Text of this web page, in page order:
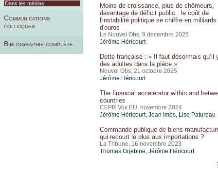
Dans les médias
Communications
colloques
Bibliographie complète
Moins de croissance, plus de chômeurs,
davantage de déficit public : le coût de
l'instabilité politique se chiffre en milliards
d'euros
Le Nouvel Obs, 9 décembre 2025
Jérôme Héricourt
Dette française : « Il faut désormais qu’il
des adultes dans la pièce »
Nouvel Obs, 21 octobre 2025
Jérôme Héricourt
The financial accelerator within and
countries
CEPR Vox EU, novembre 2024
Jérôme Héricourt, Jean Imbs, Lise Patureau
Commande publique de biens
qui recourt le plus aux importations ?
La Tribune, 16 novembre 2023
Thomas Grjebine, Jérôme Héricourt